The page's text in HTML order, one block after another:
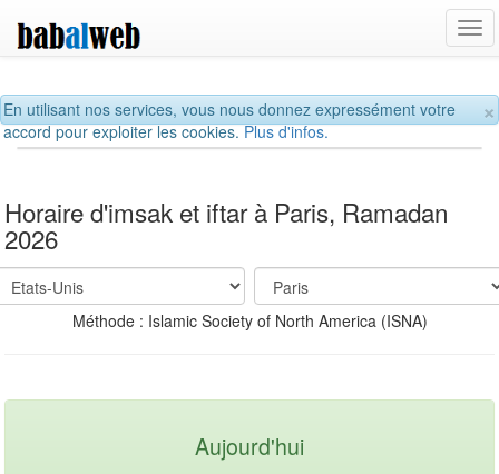
×
En utilisant nos services, vous nous donnez expressément votre
accord pour exploiter les cookies.Plus d'infos.
Horaire d'imsak et iftar à Paris, Ramadan
2026
Méthode : Islamic Society of North America (ISNA)
Aujourd'hui